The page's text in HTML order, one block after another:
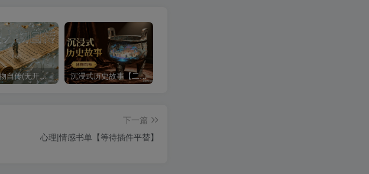
历史人物自传(无开头模板) 沉浸式历史故事【二改版】
下一篇
心理|情感书单【等待插件平替】